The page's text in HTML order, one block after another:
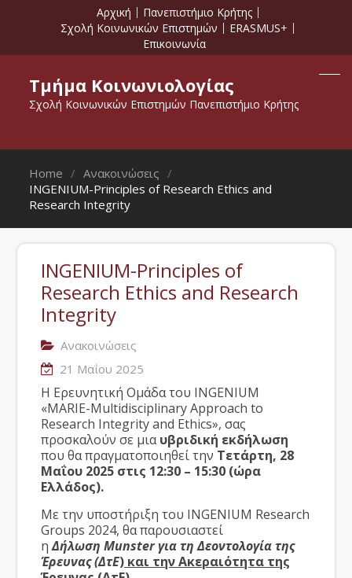
Αρχική
Πανεπιστήμιο Κρήτης
Σχολή Κοινωνικών Επιστημών
ERASMUS+
Επικοινωνία
Τμήμα Κοινωνιολογίας
Σχολή Κοινωνικών Επιστημών Πανεπιστήμιο Κρήτης
Home
Ανακοινώσεις
INGENIUM-Principles of Research Ethics and
Research Integrity
INGENIUM-Principles of
Research Ethics and Research
Integrity
Ανακοινώσεις
21 Μαΐου 2025
Η Ερευνητική Ομάδα του INGENIUM
«MARIE-Multidisciplinary Approach to
Research Integrity and Ethics», σας
προσκαλούν σε μιαυβριδική εκδήλωση
που θα πραγματοποιηθεί την Τετάρτη, 28
Μαΐου 2025 στις 12:30 – 15:30 (ώρα
Ελλάδος).
Με την υποστήριξη του INGENIUM Research
Groups 2024, θα παρουσιαστεί
ηΔήλωση Munster για τη Δεοντολογία της
Έρευνας (ΔτΕ) και την Ακεραιότητα της